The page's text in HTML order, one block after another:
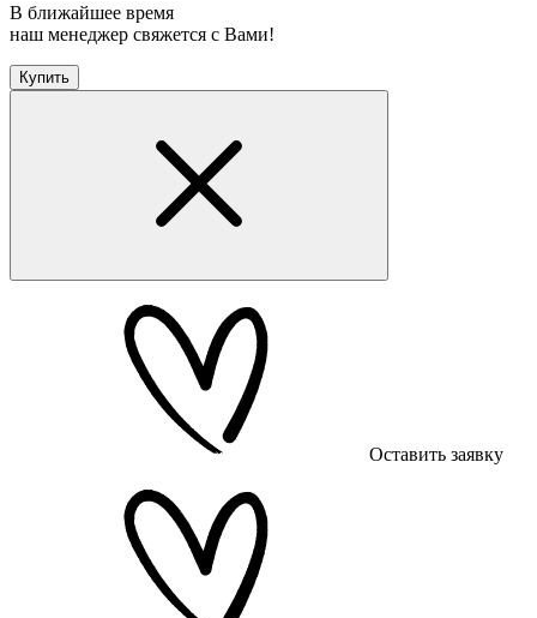
В ближайшее время
наш менеджер свяжется с Вами!
Купить
Оставить заявку